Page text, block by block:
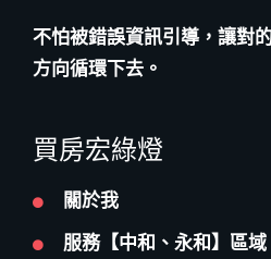
不怕被錯誤資訊引導，讓對
方向循環下去。
買房宏綠燈
關於我
服務【中和、永和】區域